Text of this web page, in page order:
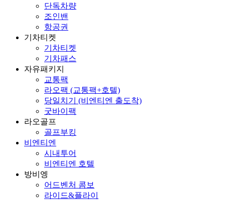
단독차량
조인밴
항공권
기차티켓
기차티켓
기차패스
자유패키지
교통팩
라오팩 (교통팩+호텔)
당일치기 (비엔티엔 출도착)
굿바이팩
라오골프
골프부킹
비엔티엔
시내투어
비엔티엔 호텔
방비엥
어드벤처 콤보
라이드&플라이